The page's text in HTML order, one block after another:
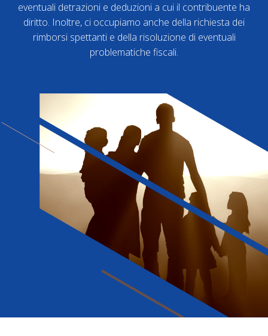
eventuali detrazioni e deduzioni a cui il contribuente ha
diritto. Inoltre, ci occupiamo anche della richiesta dei
rimborsi spettanti e della risoluzione di eventuali
problematiche fiscali.